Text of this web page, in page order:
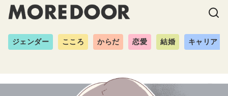
ジェンダー こころ からだ 恋愛 結婚 キャリア